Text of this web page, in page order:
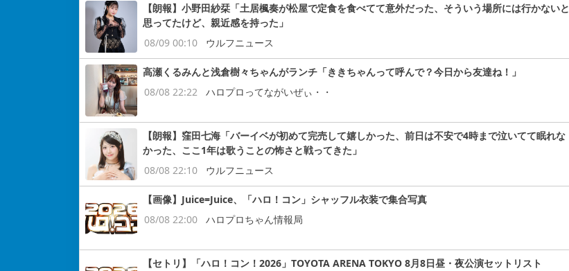
【朗報】小野田紗栞「土居楓奏が松屋で定食を食べてて意外だった、そういう場所には行かないと
思ってたけど、親近感を持った」
08/09 00:10
ウルフニュース
高瀬くるみんと浅倉樹々ちゃんがランチ「ききちゃんって呼んで？今日から友達ね！」
08/08 22:22
ハロプロってながいぜぃ・・
【朗報】窪田七海「バーイベが初めて完売して嬉しかった、前日は不安で4時まで泣いてて眠れな
かった、ここ1年は歌うことの怖さと戦ってきた」
08/08 22:10
ウルフニュース
【画像】Juice=Juice、「ハロ！コン」シャッフル衣装で集合写真
08/08 22:00
ハロプロちゃん情報局
【セトリ】「ハロ！コン！2026」TOYOTA ARENA TOKYO 8月8日昼・夜公演セットリスト